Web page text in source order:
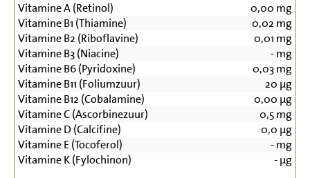
Vitamine A (Retinol) 0,00 mg
Vitamine B1 (Thiamine)
0,02 mg
Vitamine B2 (Riboflavine)
0,01 mg
Vitamine B3 (Niacine)
-mg
Vitamine B6 (Pyridoxine)
0,03mg
Vitamine B11 (Foliumzuur)
20 µg
Vitamine B12 (Cobalamine)
0,00 µg
Vitamine C (Ascorbinezuur)
0,5mg
Vitamine D (Calcifine)
0,0 µg
Vitamine E (Tocoferol)
-mg
Vitamine K (Fylochinon)
-µg